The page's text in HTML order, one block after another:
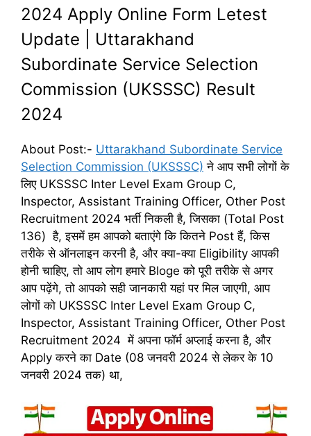
2024 Apply Online Form Letest
Update | Uttarakhand
Subordinate Service Selection
Commission (UKSSSC) Result
2024
About Post:- Uttarakhand Subordinate Service
Selection Commission (UKSSSC) ने आप सभी लोगों के
लिए UKSSSC Inter Level Exam Group C,
Inspector, Assistant Training Officer, Other Post
Recruitment 2024 भर्ती निकली है, जिसका (Total Post
136) है, इसमें हम आपको बताएंगे कि कितने Post हैं, किस
तरीके से ऑनलाइन करनी है, और क्या-क्या Eligibility आपकी
होनी चाहिए, तो आप लोग हमारे Bloge को पूरी तरीके से अगर
आप पढ़ेंगे, तो आपको सही जानकारी यहां पर मिल जाएगी, आप
लोगों को UKSSSC Inter Level Exam Group C,
Inspector, Assistant Training Officer, Other Post
Recruitment 2024 में अपना फॉर्म अप्लाई करना है, और
Apply करने का Date (08 जनवरी 2024 से लेकर के 10
जनवरी 2024 तक) था,